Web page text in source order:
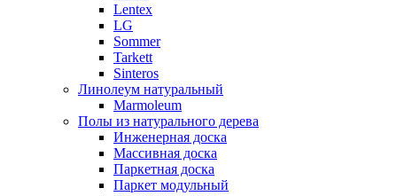
Lentex
LG
Sommer
Tarkett
Sinteros
Линолеум натуральный
Marmoleum
Полы из натурального дерева
Инженерная доска
Массивная доска
Паркетная доска
Паркет модульный